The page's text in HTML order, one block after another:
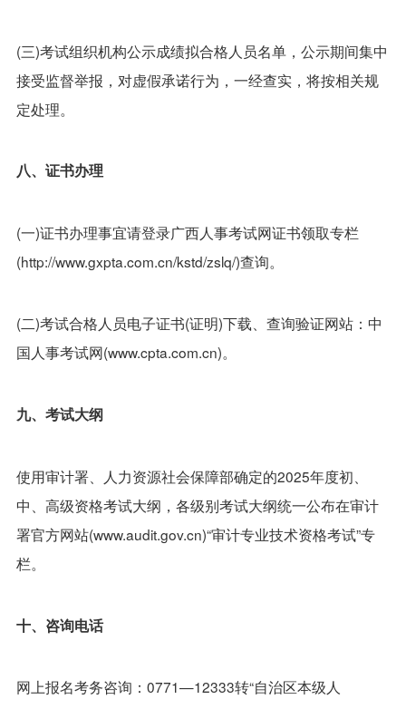
(三)考试组织机构公示成绩拟合格人员名单，公示期间集中
接受监督举报，对虚假承诺行为，一经查实，将按相关规
定处理。
八、证书办理
(一)证书办理事宜请登录广西人事考试网证书领取专栏
(http://www.gxpta.com.cn/kstd/zslq/)查询。
(二)考试合格人员电子证书(证明)下载、查询验证网站：中
国人事考试网(www.cpta.com.cn)。
九、考试大纲
使用审计署、人力资源社会保障部确定的2025年度初、
中、高级资格考试大纲，各级别考试大纲统一公布在审计
署官方网站(www.audit.gov.cn)“审计专业技术资格考试”专
栏。
十、咨询电话
网上报名考务咨询：0771—12333转“自治区本级人